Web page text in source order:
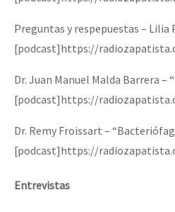
Preguntas y respepuestas – Lilia
[podcast]https://
Dr. Juan Manuel Malda Barrera –
[podcast]https://
Dr. Remy Froissart –
[podcast]https://
Entrevistas